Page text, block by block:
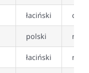
łaciński
polski nie
łaciński nie